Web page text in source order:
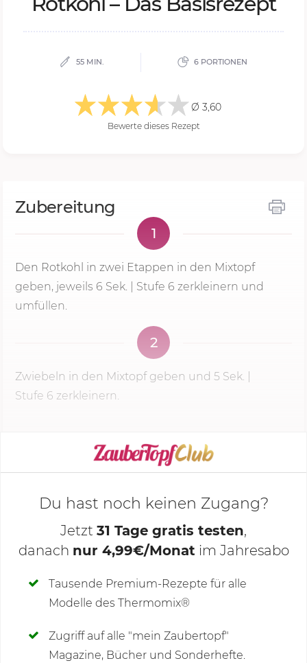
55 MIN. 6 PORTIONEN
Ø 3,60
Bewerte dieses Rezept
Zubereitung
1
Den Rotkohl in zwei Etappen in den Mixtopf
geben, jeweils 6 Sek. Stufe 6 zerkleinern und
umfüllen.
2
Zwiebeln in den Mixtopf geben und 5 Sek.
Stufe 6 zerkleinern.
KOCHMODUS STARTEN
Deine Notizen
Du hast noch keinen Zugang?
Jetzt 31 Tage gratis testen,
danach nur 4,99€/Monat im Jahresabo
Tausende Premium-Rezepte für alle
Modelle des Thermomix®
Zugriff auf alle "mein Zaubertopf"
Magazine, Bücher und Sonderhefte.